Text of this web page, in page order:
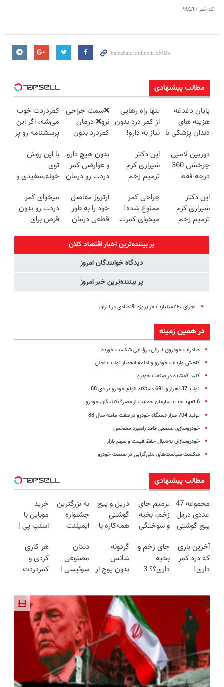
کد خبر90217
مطالب پیشنهادی
پایان دغدغه
هزینه های
دندان پزشکی با
کننده خانگی
تنها راه رهایی
از کمر درد بدون
نیاز به دارو!
❌سمت جراحی
نرو❌ درمان
کمردرد بدون
کمردردت خوب
می‌شه، اگر این
پرسشنامه رو پر
دوربین لامپی
چرخشی 360
درجه فقط
🔥 پرداخت
درب منزل
این دکتر
شیرازی کرم
ترمیم زخم
ساخت!!!
بدون هیچ دارو
و عوارضی کمر
دردت رو درمان
(پرسش‌نامه)
با این روش
توی
خونه،سفیدی و
برگردون
(40%off)
این دکتر
شیرازی کرم
ترمیم زخم
جراحی کمر
ممنوع شده!
میخوای کمرت
درمان کنی؟
((پرسش‌نامه))
آرتروز مفاصل
خود را به طور
قطعی درمان
◗پرسش‌نامه◖
میخوای کمر
دردت رو بدون
قرص برای
(◂پرسش‌نامه
پر بیننده‌ترین اخبار اقتصاد كلان
دیدگاه خوانندگان امروز
پر بیننده‌ترین خبر امروز
اجرای ۲۴۰میلیارد دلار پروژه اقتصادی در ایران
در همین زمینه
صادرات خودروی ایرانی، رؤیایی شکست خورده
کاهش واردات خودرو و ادامه انحصار تولید داخلی
کلید گمشده در صنعت خودرو
تولید 137هزار و 691 دستگاه انواع خودرو در دی 88
6 تعهد جدید سازمان حمایت از مصرف‌کنندگان خودرو
تولید 704 هزار دستگاه خودرو در هفت ماهه سال 88
خودروسازی صنعتی فاقد راهبرد مشخص
خودرو‌سازان به‌دنبال حفظ قیمت و سهم بازار
شکست‌ سیاست‌های ملی‌گرایی در صنعت خودرو
مطالب پیشنهادی
مجموعه 47
عددی دریل
پیچ گوشتی
(تخفیف به
مدت
محدود)
ترمیم جای
زخم، بخیه
و سوختگی
هفته!!😍
دریل و پیچ
گوشتی
همه‌کاره با
هوشمند ⚙️
(نصف
قیمت بازار
به بزرگترین
جشنواره
ایمپلنت
بزنید ! |
فقط ۲۵
میلیون !
خرید
موبایل با
اسنپ پی |
بدون سود و
کارمزد!
آخرین باری
که درد کمر
داری!
جای زخم و
بخیه
داری؟؟ 3
گردونه
شانس
بدون پوچ از
بیت کوین
🔥
دندان
مصنوعی
سوئیسی |
طبیعی!
ویزیت
رایگان+پرداخت
اقساطی😍
هر کاری
کردی و
کمردردت
پرسشنامه و
دریافت راه
حل